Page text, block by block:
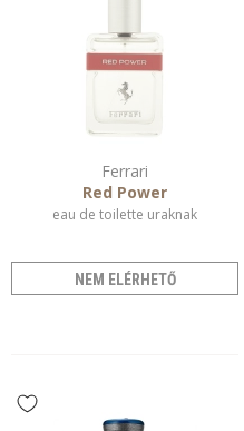
Ferrari
Red Power
eau de toilette uraknak
NEM ELÉRHETŐ